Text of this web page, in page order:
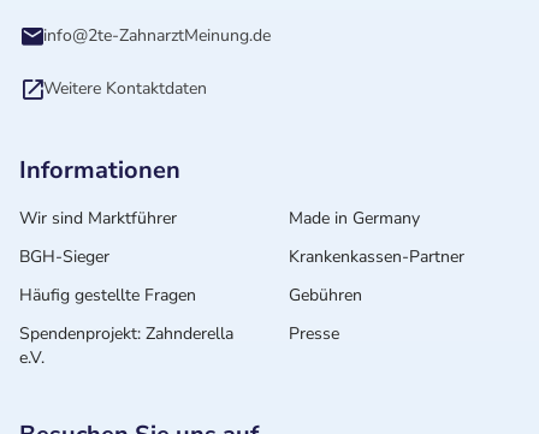
info@2te-ZahnarztMeinung.de
Weitere Kontaktdaten
Informationen
Wir sind Marktführer
Made in Germany
BGH-Sieger
Krankenkassen-Partner
Häufig gestellte Fragen
Gebühren
Spendenprojekt: Zahnderella
e.V.
Presse